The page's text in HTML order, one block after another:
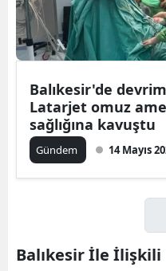
Balıkesir'de
Latarjet omuz
sağlığına kavuştu
Gündem 14 Mayıs
Balıkesir İle